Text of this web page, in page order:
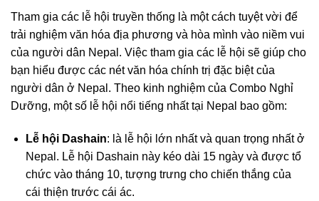
Tham gia các lễ hội truyền thống là một cách tuyệt vời để
trải nghiệm văn hóa địa phương và hòa mình vào niềm vui
của người dân Nepal. Việc tham gia các lễ hội sẽ giúp cho
bạn hiểu được các nét văn hóa chính trị đặc biệt của
người dân ở Nepal. Theo kinh nghiệm của Combo Nghỉ
Dưỡng, một số lễ hội nổi tiếng nhất tại Nepal bao gồm:
Lễ hội Dashain: là lễ hội lớn nhất và quan trọng nhất ở
Nepal. Lễ hội Dashain này kéo dài 15 ngày và được tổ
chức vào tháng 10, tượng trưng cho chiến thắng của
cái thiện trước cái ác.